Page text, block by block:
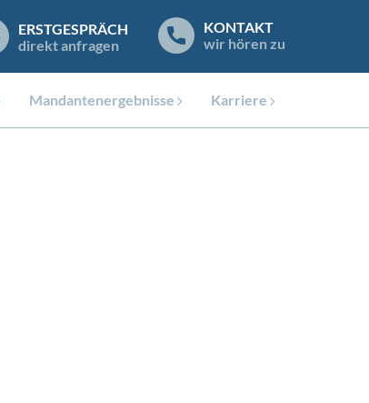
ERSTGESPRÄCH
direkt anfragen
KONTAKT
wir hören zu
Karriere
Mandantenergebnisse